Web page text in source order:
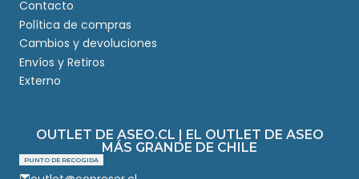
Contacto
Política de compras
Cambios y devoluciones
Envíos y Retiros
Externo
OUTLET DE ASEO.CL | EL OUTLET DE ASEO
MÁS GRANDE DE CHILE
PUNTO DE RECOGIDA